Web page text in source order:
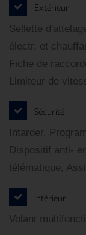
Extérieur
Sellette
électr. et
Fiche de
Limiteur de
Sécurité
Intarder,
Dispositif anti-
télématique,
Intérieur
Volant